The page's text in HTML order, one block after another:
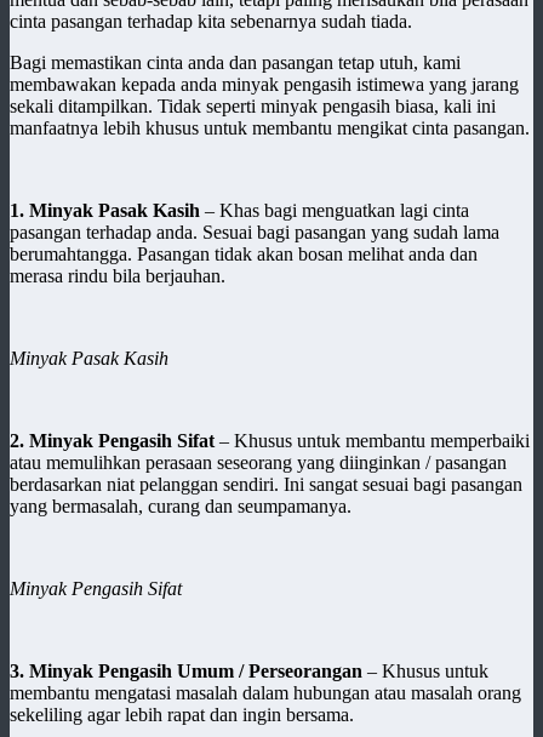
cinta pasangan terhadap kita sebenarnya sudah tiada.
Bagi memastikan cinta anda dan pasangan tetap utuh, kami
membawakan kepada anda minyak pengasih istimewa yang jarang
sekali ditampilkan. Tidak seperti minyak pengasih biasa, kali ini
manfaatnya lebih khusus untuk membantu mengikat cinta pasangan.
1. Minyak Pasak Kasih – Khas bagi menguatkan lagi cinta
pasangan terhadap anda. Sesuai bagi pasangan yang sudah lama
berumahtangga. Pasangan tidak akan bosan melihat anda dan
merasa rindu bila berjauhan.
Minyak Pasak Kasih
2. Minyak Pengasih Sifat – Khusus untuk membantu memperbaiki
atau memulihkan perasaan seseorang yang diinginkan / pasangan
berdasarkan niat pelanggan sendiri. Ini sangat sesuai bagi pasangan
yang bermasalah, curang dan seumpamanya.
Minyak Pengasih Sifat
3. Minyak Pengasih Umum / Perseorangan – Khusus untuk
membantu mengatasi masalah dalam hubungan atau masalah orang
sekeliling agar lebih rapat dan ingin bersama.